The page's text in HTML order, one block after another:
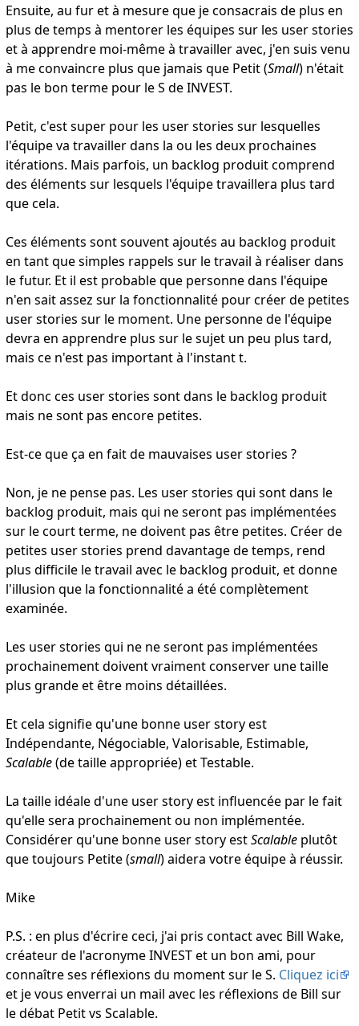
Ensuite, au fur et à mesure que je consacrais de plus en
plus de temps à mentorer les équipes sur les user stories
et à apprendre moi-même à travailler avec, j'en suis venu
à me convaincre plus que jamais que Petit (Small) n'était
pas le bon terme pour le S de INVEST.
Petit, c'est super pour les user stories sur lesquelles
l'équipe va travailler dans la ou les deux prochaines
itérations. Mais parfois, un backlog produit comprend
des éléments sur lesquels l'équipe travaillera plus tard
que cela.
Ces éléments sont souvent ajoutés au backlog produit
en tant que simples rappels sur le travail à réaliser dans
le futur. Et il est probable que personne dans l'équipe
n'en sait assez sur la fonctionnalité pour créer de petites
user stories sur le moment. Une personne de l'équipe
devra en apprendre plus sur le sujet un peu plus tard,
mais ce n'est pas important à l'instant t.
Et donc ces user stories sont dans le backlog produit
mais ne sont pas encore petites.
Est-ce que ça en fait de mauvaises user stories ?
Non, je ne pense pas. Les user stories qui sont dans le
backlog produit, mais qui ne seront pas implémentées
sur le court terme, ne doivent pas être petites. Créer de
petites user stories prend davantage de temps, rend
plus difficile le travail avec le backlog produit, et donne
l'illusion que la fonctionnalité a été complètement
examinée.
Les user stories qui ne ne seront pas implémentées
prochainement doivent vraiment conserver une taille
plus grande et être moins détaillées.
Et cela signifie qu'une bonne user story est
Indépendante, Négociable, Valorisable, Estimable,
Scalable(de taille appropriée) et Testable.
La taille idéale d'une user story est influencée par le fait
qu'elle sera prochainement ou non implémentée.
Considérer qu'une bonne user story estScalableplutôt
que toujours Petite (small) aidera votre équipe à réussir.
Mike
P.S. : en plus d'écrire ceci, j'ai pris contact avec Bill Wake,
créateur de l'acronyme INVEST et un bon ami, pour
connaître ses réflexions du moment sur le S. Cliquez ici
et je vous enverrai un mail avec les réflexions de Bill sur
le débat Petit vs Scalable.